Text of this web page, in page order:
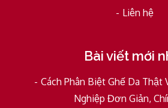
Liên hệ
Bài viết mới
Cách Phân Biệt Ghế Da Thật
Nghiệp Đơn Giản,